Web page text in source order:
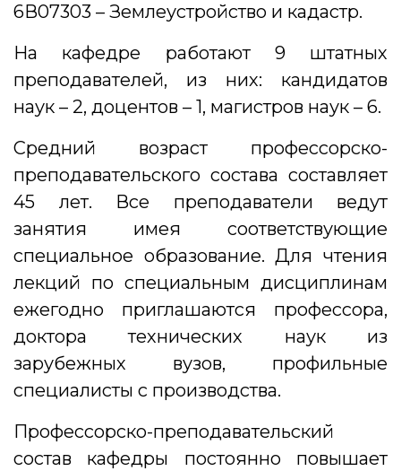
6В07303 – Землеустройство и кадастр.
На кафедре работают 9 штатных
преподавателей, из них: кандидатов
наук – 2, доцентов – 1, магистров наук – 6.
Средний возраст профессорско-
преподавательского состава составляет
45 лет. Все преподаватели ведут
занятия имея соответствующие
специальное образование. Для чтения
лекций по специальным дисциплинам
ежегодно приглашаются профессора,
доктора технических наук из
зарубежных вузов, профильные
специалисты с производства.
Профессорско-преподавательский
состав кафедры постоянно повышает